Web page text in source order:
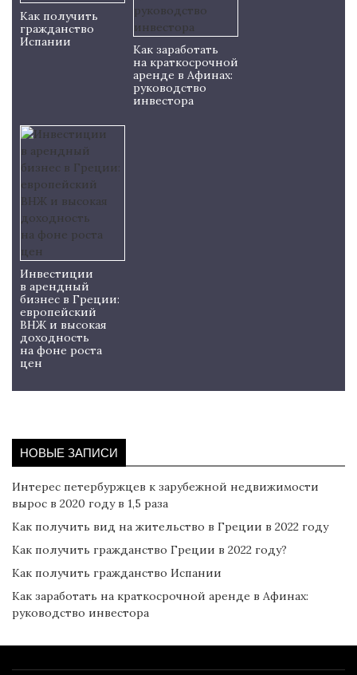
Как получить
гражданство
Испании
Как заработать
на краткосрочной
аренде в Афинах:
руководство
инвестора
Инвестиции
в арендный
бизнес в Греции:
европейский
ВНЖ и высокая
доходность
на фоне роста
цен
НОВЫЕ ЗАПИСИ
Интерес петербуржцев к зарубежной недвижимости
вырос в 2020 году в 1,5 раза
Как получить вид на жительство в Греции в 2022 году
Как получить гражданство Греции в 2022 году?
Как получить гражданство Испании
Как заработать на краткосрочной аренде в Афинах:
руководство инвестора